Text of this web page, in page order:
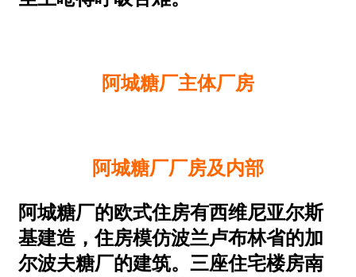
阿城糖厂主体厂房
阿城糖厂厂房及内部
阿城糖厂的欧式住房有西维尼亚尔斯
基建造，住房模仿波兰卢布林省的加
尔波夫糖厂的建筑。三座住宅楼房南